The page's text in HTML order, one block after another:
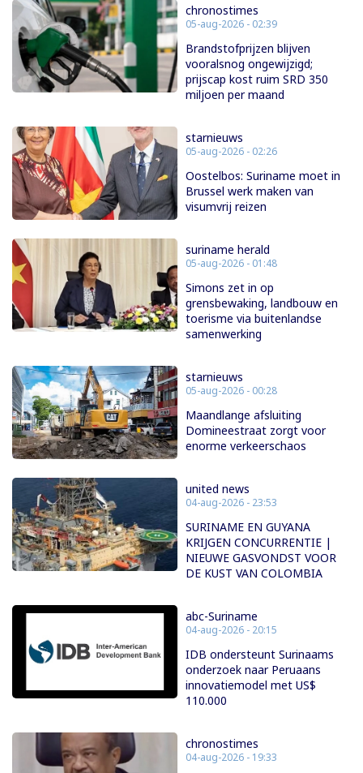
chronostimes
05-aug-2026 - 02:39
Brandstofprijzen blijven
vooralsnog ongewijzigd;
prijscap kost ruim SRD 350
miljoen per maand
starnieuws
05-aug-2026 - 02:26
Oostelbos: Suriname moet in
Brussel werk maken van
visumvrij reizen
suriname herald
05-aug-2026 - 01:48
Simons zet in op
grensbewaking, landbouw en
toerisme via buitenlandse
samenwerking
starnieuws
05-aug-2026 - 00:28
Maandlange afsluiting
Domineestraat zorgt voor
enorme verkeerschaos
united news
04-aug-2026 - 23:53
SURINAME EN GUYANA
KRIJGEN CONCURRENTIE |
NIEUWE GASVONDST VOOR
DE KUST VAN COLOMBIA
abc-Suriname
04-aug-2026 - 20:15
IDB ondersteunt Surinaams
onderzoek naar Peruaans
innovatiemodel met US$
110.000
chronostimes
04-aug-2026 - 19:33